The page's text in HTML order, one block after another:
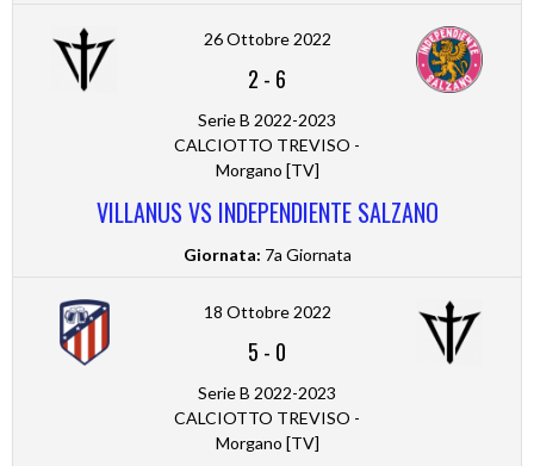
26 Ottobre 2022
2 - 6
Serie B 2022-2023
CALCIOTTO TREVISO -
Morgano [TV]
VILLANUS VS INDEPENDIENTE SALZANO
Giornata: 7a Giornata
18 Ottobre 2022
5 - 0
Serie B 2022-2023
CALCIOTTO TREVISO -
Morgano [TV]